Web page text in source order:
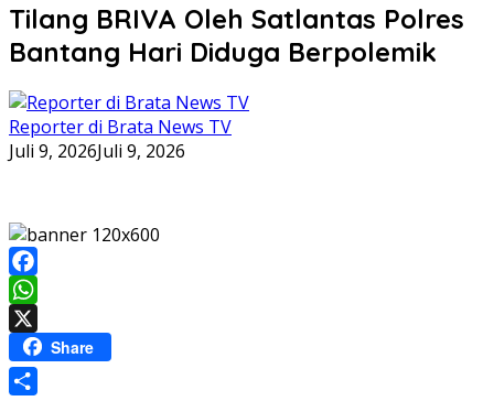
Tilang BRIVA Oleh Satlantas Polres
Bantang Hari Diduga Berpolemik
Reporter di Brata News TV
Juli 9, 2026Juli 9, 2026
Facebook
WhatsApp
Share